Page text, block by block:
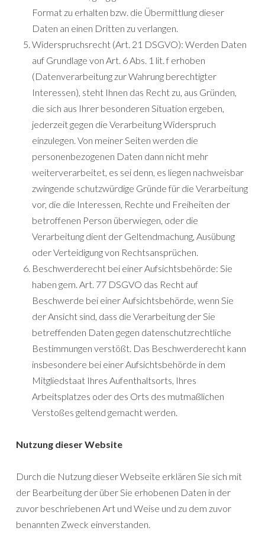
Format zu erhalten bzw. die Übermittlung dieser
Daten an einen Dritten zu verlangen.
Widerspruchsrecht (Art. 21 DSGVO): Werden Daten
auf Grundlage von Art. 6 Abs. 1 lit. f erhoben
(Datenverarbeitung zur Wahrung berechtigter
Interessen), steht Ihnen das Recht zu, aus Gründen,
die sich aus Ihrer besonderen Situation ergeben,
jederzeit gegen die Verarbeitung Widerspruch
einzulegen. Von meiner Seiten werden die
personenbezogenen Daten dann nicht mehr
weiterverarbeitet, es sei denn, es liegen nachweisbar
zwingende schutzwürdige Gründe für die Verarbeitung
vor, die die Interessen, Rechte und Freiheiten der
betroffenen Person überwiegen, oder die
Verarbeitung dient der Geltendmachung, Ausübung
oder Verteidigung von Rechtsansprüchen.
Beschwerderecht bei einer Aufsichtsbehörde: Sie
haben gem. Art. 77 DSGVO das Recht auf
Beschwerde bei einer Aufsichtsbehörde, wenn Sie
der Ansicht sind, dass die Verarbeitung der Sie
betreffenden Daten gegen datenschutzrechtliche
Bestimmungen verstößt. Das Beschwerderecht kann
insbesondere bei einer Aufsichtsbehörde in dem
Mitgliedstaat Ihres Aufenthaltsorts, Ihres
Arbeitsplatzes oder des Orts des mutmaßlichen
Verstoßes geltend gemacht werden.
Nutzung dieser Website
Durch die Nutzung dieser Webseite erklären Sie sich mit
der Bearbeitung der über Sie erhobenen Daten in der
zuvor beschriebenen Art und Weise und zu dem zuvor
benannten Zweck einverstanden.